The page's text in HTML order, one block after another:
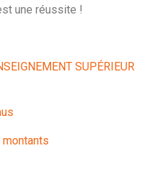
une réussite !
SUPÉRIEUR